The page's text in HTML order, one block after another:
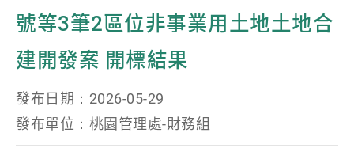
號等3筆2區位非事業用土地土地合
建開發案 開標結果
發布日期： 2026-05-29
發布單位： 桃園管理處-財務組